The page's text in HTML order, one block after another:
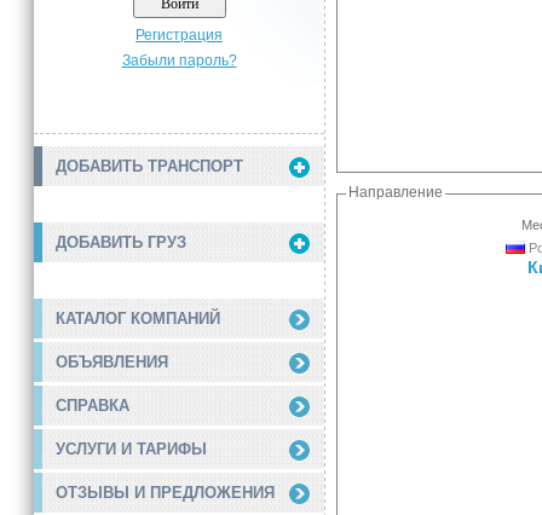
Регистрация
Забыли пароль?
ДОБАВИТЬ ТРАНСПОРТ
ДОБАВИТЬ ГРУЗ
КАТАЛОГ КОМПАНИЙ
ОБЪЯВЛЕНИЯ
СПРАВКА
УСЛУГИ И ТАРИФЫ
ОТЗЫВЫ И ПРЕДЛОЖЕНИЯ
Направление